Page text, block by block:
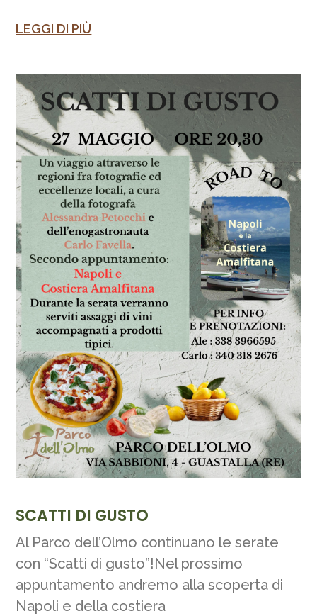
LEGGI DI PIÙ
SCATTI DI GUSTO
Al Parco dell’Olmo continuano le serate
con “Scatti di gusto”!Nel prossimo
appuntamento andremo alla scoperta di
Napoli e della costiera